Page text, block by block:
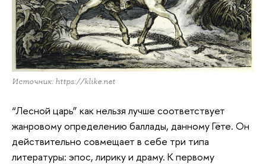
Источник: https://klike.net
“Лесной царь” как нельзя лучше соответствует
жанровому определению баллады, данному Гёте. Он
действительно совмещает в себе три типа
литературы: эпос, лирику и драму. К первому